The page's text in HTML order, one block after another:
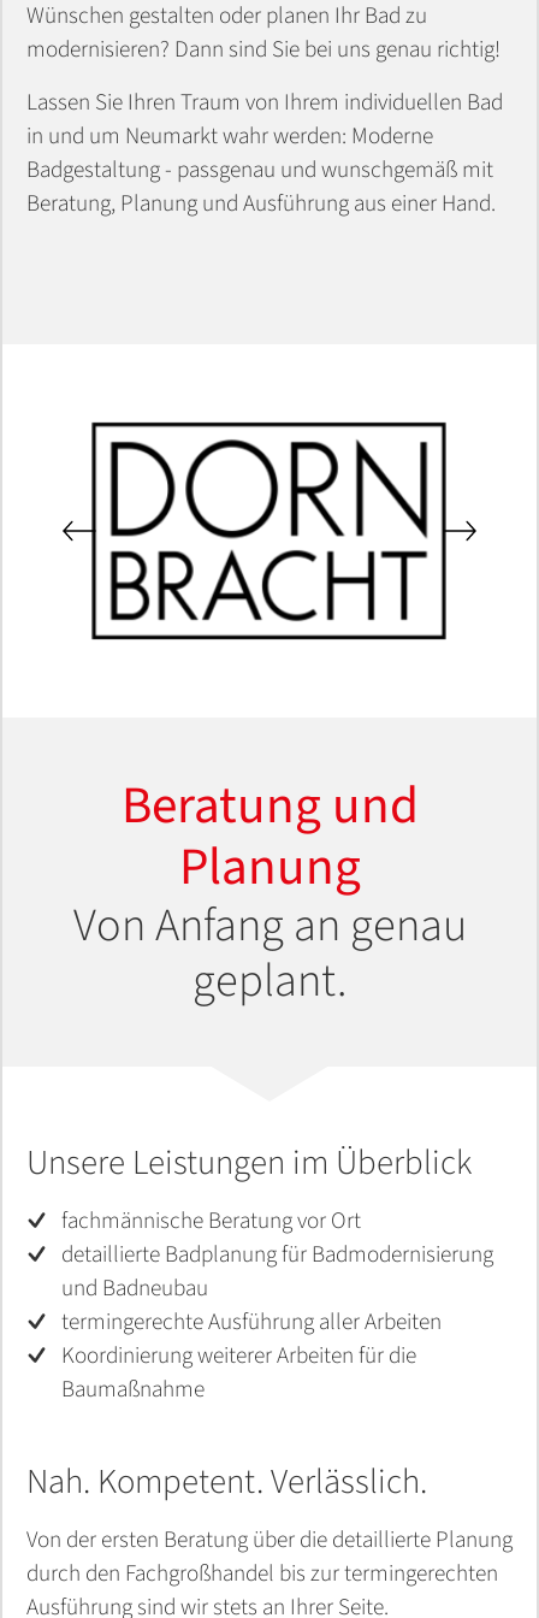
Wünschen gestalten oder planen Ihr Bad zu
modernisieren? Dann sind Sie bei uns genau richtig!
Lassen Sie Ihren Traum von Ihrem individuellen Bad
in und um Neumarkt wahr werden: Moderne
Badgestaltung - passgenau und wunschgemäß mit
Beratung, Planung und Ausführung aus einer Hand.
Beratung und
Planung
Von Anfang an genau
geplant.
Unsere Leistungen im Überblick
fachmännische Beratung vor Ort
detaillierte Badplanung für Badmodernisierung
und Badneubau
termingerechte Ausführung aller Arbeiten
Koordinierung weiterer Arbeiten für die
Baumaßnahme
Nah. Kompetent. Verlässlich.
Von der ersten Beratung über die detaillierte Planung
durch den Fachgroßhandel bis zur termingerechten
Ausführung sind wir stets an Ihrer Seite.